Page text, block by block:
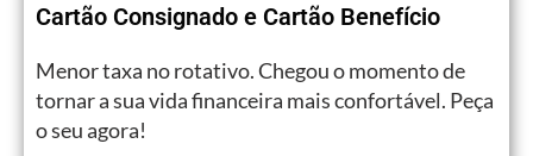
Cartão Consignado e Cartão Benefício
Menor taxa no rotativo. Chegou o momento de
tornar a sua vida financeira mais confortável. Peça
o seu agora!